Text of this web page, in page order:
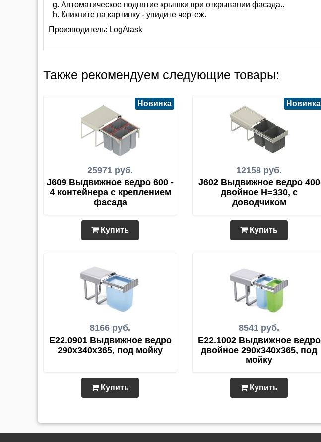
Автоматическое поднятие крышки при открывании фасада..
Кликните на картинку - увидите чертеж.
Производитель: LogAtask
Также рекомендуем следующие товары:
25971 руб.
Новинка
J609 Выдвижное ведро 600 -
4 контейнера с креплением
фасада
Купить
12158 руб.
Новинка
J602 Выдвижное ведро 400
двойное H=330, с
доводчиком
Купить
8166 руб.
E22.0901 Выдвижное ведро
290x340x365, под мойку
Купить
8541 руб.
E22.1002 Выдвижное ведро
двойное 290x340x365, под
мойку
Купить